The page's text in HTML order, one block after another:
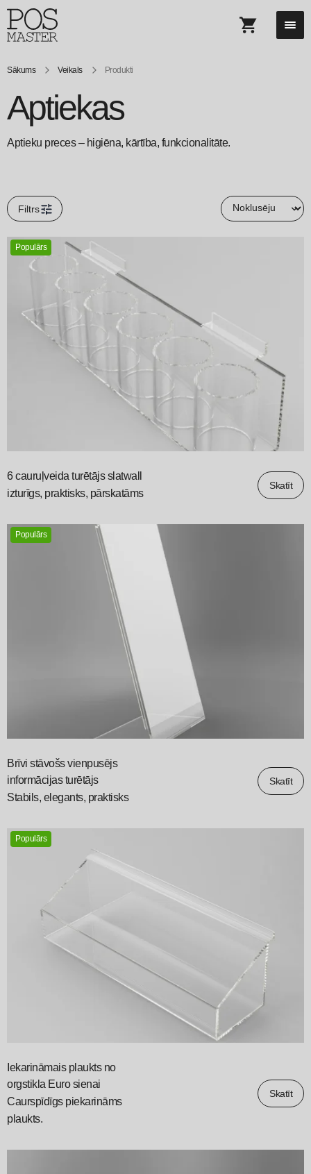
Sākums Veikals Produkti
Aptiekas
Aptieku preces – higiēna, kārtība, funkcionalitāte.
Filtrs
Populārs
6 cauruļveida turētājs slatwall
izturīgs, praktisks, pārskatāms
Skatīt
Populārs
Brīvi stāvošs vienpusējs
informācijas turētājs
Stabils, elegants, praktisks
Skatīt
Populārs
Iekarināmais plaukts no
orgstikla Euro sienai
Caurspīdīgs piekarināms
plaukts.
Skatīt